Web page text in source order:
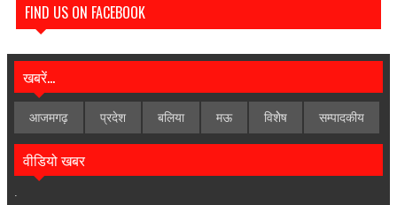
FIND US ON FACEBOOK
खबरें...
आजमगढ़ प्रदेश बलिया मऊ विशेेष सम्पादकीय
वीडियो खबर